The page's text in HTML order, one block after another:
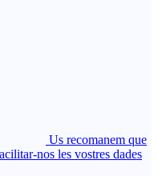
Us recomanem que
nos les vostres dades